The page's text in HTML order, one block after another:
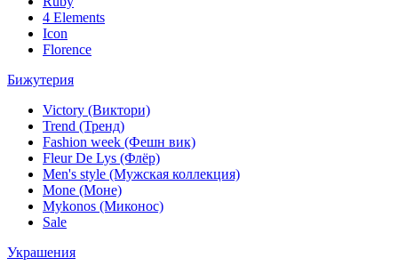
4 Elements
Icon
Florence
Бижутерия
Victory (Виктори)
Trend (Тренд)
Fashion week (Фешн вик)
Fleur De Lys (Флёр)
Men's style (Мужская коллекция)
Mone (Моне)
Mykonos (Миконос)
Sale
Украшения